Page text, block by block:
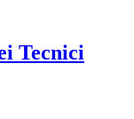
Tecnici